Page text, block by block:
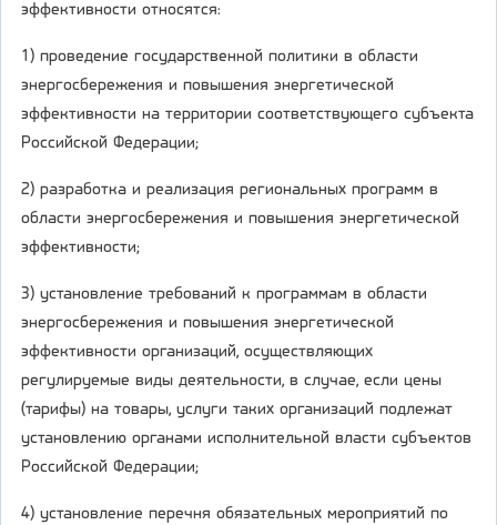
эффективности относятся:
1) проведение государственной политики в области
энергосбережения и повышения энергетической
эффективности на территории соответствующего субъекта
Российской Федерации;
2) разработка и реализация региональных программ в
области энергосбережения и повышения энергетической
эффективности;
3) установление требований к программам в области
энергосбережения и повышения энергетической
эффективности организаций, осуществляющих
регулируемые виды деятельности, в случае, если цены
(тарифы) на товары, услуги таких организаций подлежат
установлению органами исполнительной власти субъектов
Российской Федерации;
4) установление перечня обязательных мероприятий по